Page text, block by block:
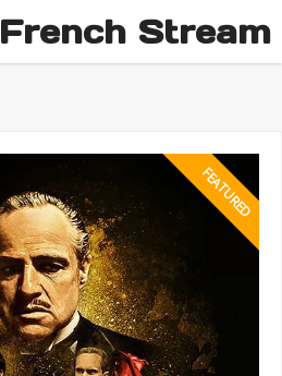
French Stream